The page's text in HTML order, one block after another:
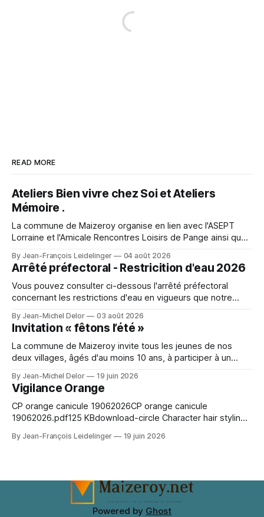
READ MORE
Ateliers Bien vivre chez Soi et Ateliers
Mémoire .
La commune de Maizeroy organise en lien avec l'ASEPT
Lorraine et l'Amicale Rencontres Loisirs de Pange ainsi que
ateliers. Ceux ci se dérouleront à Maizeroy pour la partie
Bien vivre chez soi et à Pange pour l'
By Jean-François Leidelinger 04 août 2026
Arrêté préfectoral - Restricition d'eau 2026
Vous pouvez consulter ci-dessous l'arrêté préfectoral
concernant les restrictions d'eau en vigueurs que notre
with comfort during events or photo shoots. Lighting can
change how textures and colours appear in photographs.
For event preparation, Space Ereshkigal cosplay
By Jean-Michel Delor 03 août 2026
Invitation « fêtons l’été »
La commune de Maizeroy invite tous les jeunes de nos
deux villages, âgés d'au moins 10 ans, à participer à un
création. Venez nombreux !
By Jean-Michel Delor 19 juin 2026
Vigilance Orange
CP orange canicule 19062026CP orange canicule
19062026.pdf125 KBdownload-circle Character hair styling
A wig cap can improve stability and keep natural hair
By Jean-François Leidelinger 19 juin 2026
Powered by Ghost